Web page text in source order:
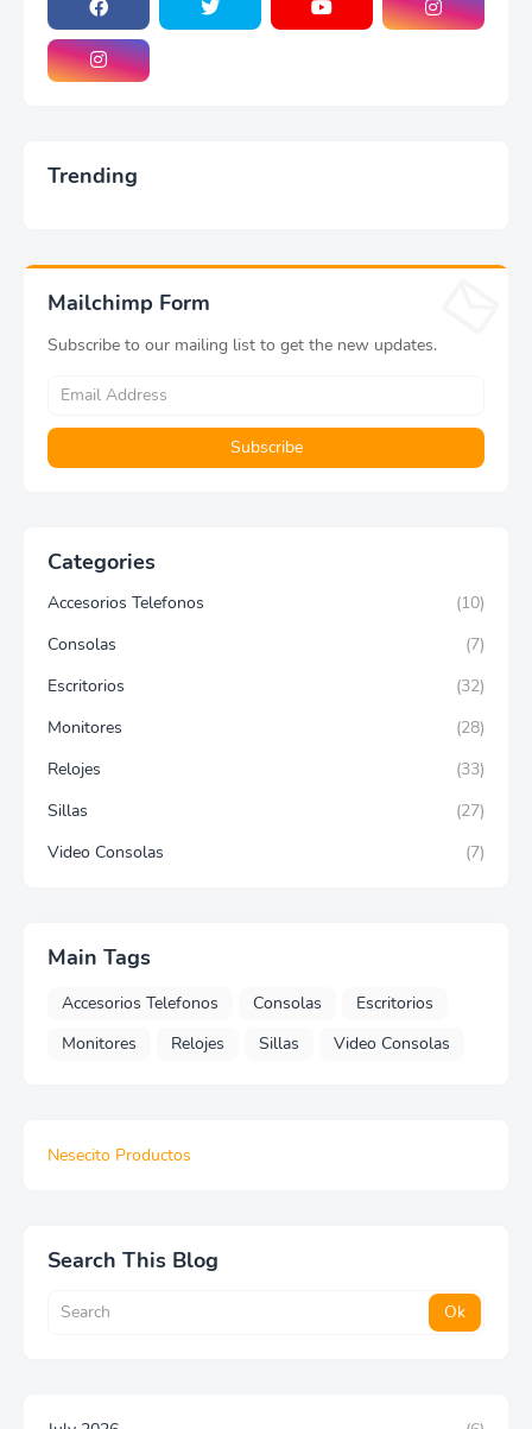
Trending
Mailchimp Form
Subscribe to our mailing list to get the new updates.
Categories
Accesorios Telefonos
(10)
Consolas
(7)
Escritorios
(32)
Monitores
(28)
Relojes
(33)
Sillas
(27)
Video Consolas
(7)
Main Tags
Accesorios Telefonos Consolas
Escritorios
Monitores
Relojes Sillas Video Consolas
Nesecito Productos
Search This Blog